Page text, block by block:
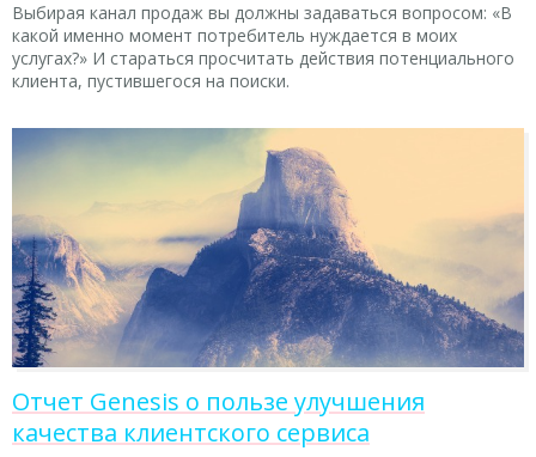
Выбирая канал продаж вы должны задаваться вопросом: «В
какой именно момент потребитель нуждается в моих
услугах?» И стараться просчитать действия потенциального
клиента, пустившегося на поиски.
Отчет Genesis о пользе улучшения
качества клиентского сервиса